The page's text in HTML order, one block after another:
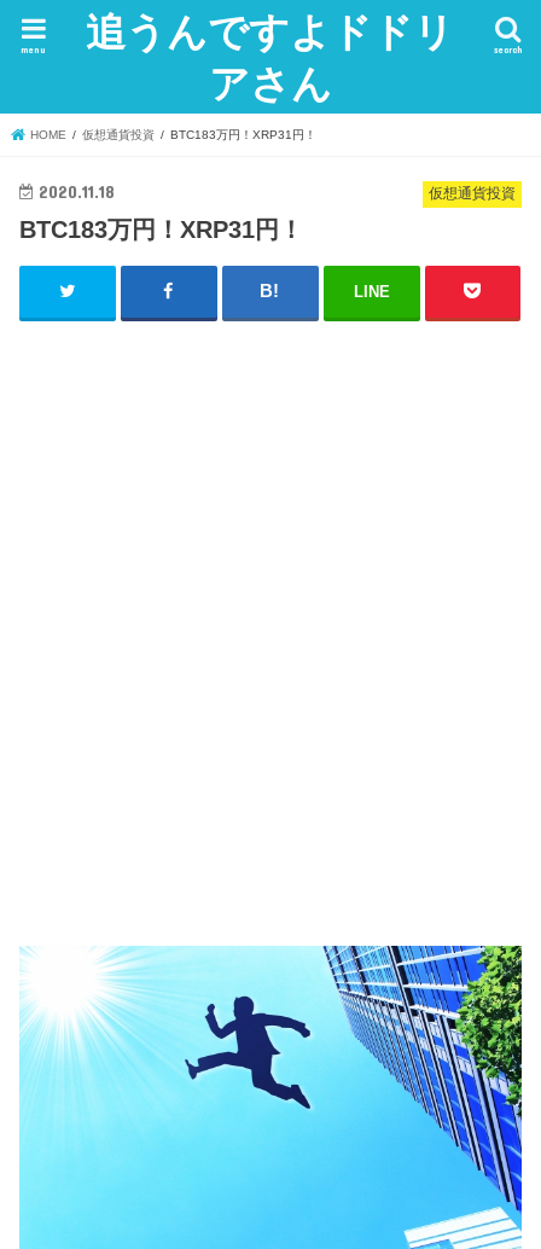
追うんですよドドリ
アさん
search
menu
HOME 仮想通貨投資 BTC183万円！XRP31円！
仮想通貨投資
2020.11.18
BTC183万円！XRP31円！
LINE